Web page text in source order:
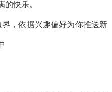
的快乐。
，依据兴趣偏好为你推送新